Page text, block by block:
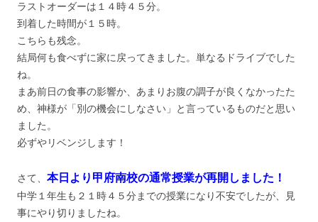
ラストオーダーは１４時４５分。
到着した時間が１５時。
こちらも残念。
結局何も食べずに家に戻ってきました。単なるドライブでした
ね。
まあ前日の食事の影響か、あまりお腹の調子が良くなかったた
め、神様が「別の機会にしなさい」と言っているものだと思い
ました。
必ずやリベンジします！
さて、 本日より甲府南校の通常授業が再開しました！
中学１年生も２１時４５分までの授業になり不安でしたが、見
事にやり切りましたね。